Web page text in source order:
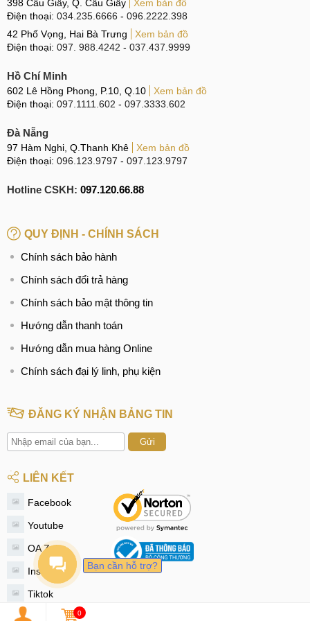
Kiểm tra màn hình
Bước 3: Kiểm tra camera
Quan sát phần ống kính camera sau và trước, đảm bảo
trong. Sau đó, mở ứng dụng camera, thử chụp trong các
điều kiện sáng khác nhau trong nhà, ngoài trời và thiếu
sáng. Ảnh cần rõ nét, màu sắc trung thực, không bị nhòe
hoặc nhiễu. Tiếp tục quay video để kiểm tra khả năng ổn
thể đã hỏng hoặc từng thay thế.
Bước 4: Kiểm tra pin và sạc
các ứng dụng nặng như YouTube hoặc TikTok trong khoảng
15 phút, đồng thời tăng độ sáng và âm lượng tối đa. Nếu pin
tụt nhanh, khả năng cao pin đã chai. Sau đó, cắm sạc và
thường, có thể lỗi pin hoặc bộ sạc. Nên ưu tiên máy sạc ổn
thông số gốc.
Bước 5: Kiểm tra kết nối và tài khoản
kiểm tra chất lượng sóng. Tiếp tục bật Wi-Fi, Bluetooth, NFC
và GPS để đảm bảo mọi kết nối hoạt động trơn tru. Phát
nhạc hoặc xem video để đánh giá chất lượng loa, tránh mua
máy có âm thanh rè. Cuối cùng, hãy yêu cầu người bán
đăng xuất tài khoản Google và OnePlus Cloud để tránh bị
khóa máy từ xa sau khi sử dụng.
Bước 6: Khôi phục cài đặt gốc
398 Cầu Giấy, Q. Cầu Giấy
Xem bản đồ
Điện thoại: 034.235.6666 - 096.2222.398
42 Phố Vọng, Hai Bà Trưng
Xem bản đồ
Điện thoại: 097. 988.4242 - 037.437.9999
Hồ Chí Minh
602 Lê Hồng Phong, P.10, Q.10
Xem bản đồ
Điện thoại: 097.1111.602 - 097.3333.602
Đà Nẵng
97 Hàm Nghi, Q.Thanh Khê
Xem bản đồ
Điện thoại: 096.123.9797 - 097.123.9797
Hotline CSKH: 097.120.66.88
QUY ĐỊNH - CHÍNH SÁCH
Chính sách bảo hành
Chính sách đổi trả hàng
Chính sách bảo mật thông tin
Hướng dẫn thanh toán
Hướng dẫn mua hàng Online
Chính sách đại lý linh, phụ kiện
ĐĂNG KÝ NHẬN BẢNG TIN
Gửi
LIÊN KẾT
Facebook
Youtube
OA Zalo
Instagram
Tiktok
Twitter 0
Bạn cần hỗ trợ?